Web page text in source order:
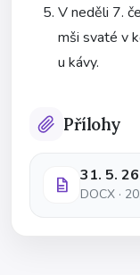
V neděli 7.
mši svaté v
u kávy.
Přílohy
31. 5.
DOCX ·